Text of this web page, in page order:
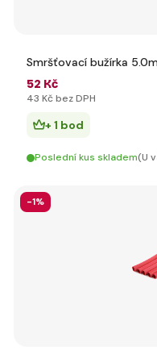
Smršťovací bužírka
52 Kč
43 Kč bez DPH
+ 1 bod
Poslední kus skladem(U
-1%